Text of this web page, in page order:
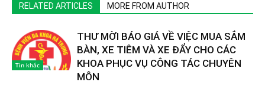
RELATED ARTICLES MORE FROM AUTHOR
Tin khác
THƯ MỜI BÁO GIÁ VỀ VIỆC MUA SẮM
BÀN, XE TIÊM VÀ XE ĐẨY CHO CÁC
KHOA PHỤC VỤ CÔNG TÁC CHUYÊN
MÔN